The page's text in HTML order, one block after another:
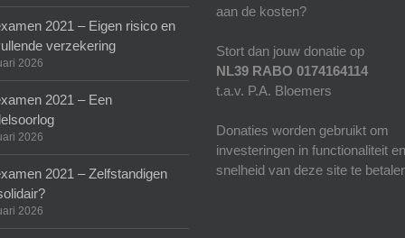
2021 – Eigen risico en
verzekering
2026
2021 – Een
2026
2021 – Zelfstandigen
2026
aan de kosten?
Stort dan jouw donatie op
NL39 RABO 0174164114
t.a.v. P.A. Bloemers
Donaties worden gebruikt om
investeringen in functionaliteit en
snelheid van deze site te